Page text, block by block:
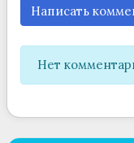
Написать
Нет